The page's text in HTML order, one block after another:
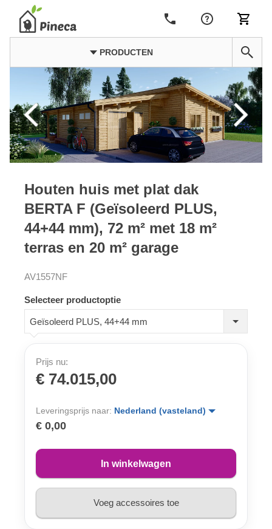
PRODUCTEN
Houten huis met plat dak
BERTA F (Geïsoleerd PLUS,
44+44 mm), 72 m² met 18 m²
terras en 20 m² garage
AV1557NF
Selecteer productoptie
Geïsoleerd PLUS, 44+44 mm
Prijs nu:
€ 74.015,00
Leveringsprijs naar: Nederland (vasteland)
€ 0,00
In winkelwagen
Voeg accessoires toe